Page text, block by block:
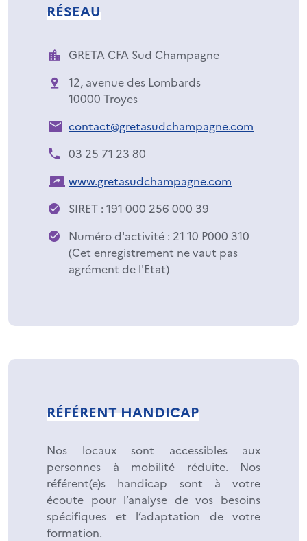
RÉSEAU
GRETA CFA Sud Champagne
12, avenue des Lombards
10000 Troyes
contact@gretasudchampagne.com
03 25 71 23 80
www.gretasudchampagne.com
SIRET : 191 000 256 000 39
Numéro d'activité : 21 10 P000 310
(Cet enregistrement ne vaut pas
agrément de l'Etat)
RÉFÉRENT HANDICAP
Nos locaux sont accessibles aux
personnes à mobilité réduite. Nos
référent(e)s handicap sont à votre
écoute pour l’analyse de vos besoins
spécifiques et l’adaptation de votre
formation.